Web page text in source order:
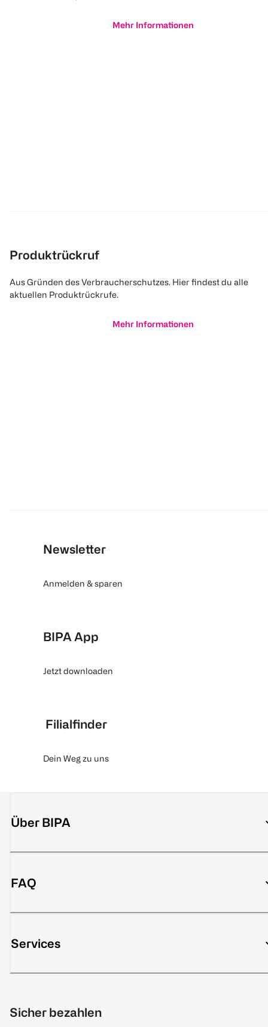
Mehr Informationen
Produktrückruf
Aus Gründen des Verbraucherschutzes. Hier findest du alle
aktuellen Produktrückrufe.
Mehr Informationen
Newsletter
Anmelden & sparen
BIPA App
Jetzt downloaden
Filialfinder
Dein Weg zu uns
Über BIPA
FAQ
Services
Sicher bezahlen